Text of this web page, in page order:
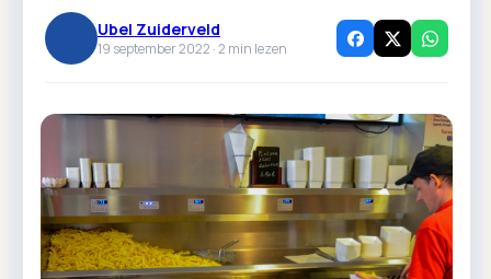
Ubel Zuiderveld
19 september 2022 ·2 min lezen